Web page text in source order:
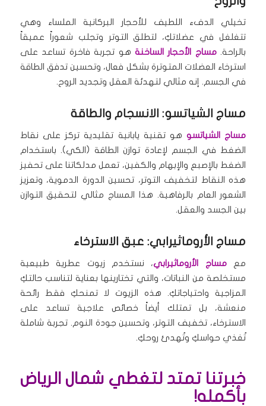
تخيلي الدفء اللطيف للأحجار البركانية الملساء وهي
تتغلغل في عضلاتكِ، لتطلق التوتر وتجلب شعوراً عميقاً
بالراحة.مساج الأحجار الساخنة هو تجربة فاخرة تساعد على
استرخاء العضلات المتوترة بشكل فعال، وتحسين تدفق الطاقة
في الجسم. إنه مثالي لتهدئة العقل وتجديد الروح.
مساج الشياتسو: الانسجام والطاقة
مساج الشياتسوهو تقنية يابانية تقليدية تركز على نقاط
الضغط في الجسم لإعادة توازن الطاقة (الكي). باستخدام
الضغط بالإصبع والإبهام والكفين، تعمل مدلكاتنا على تحفيز
هذه النقاط لتخفيف التوتر، تحسين الدورة الدموية، وتعزيز
الشعور العام بالرفاهية. هذا المساج مثالي لتحقيق التوازن
بين الجسد والعقل.
مساج الأروماثيرابي: عبق الاسترخاء
معمساج الأروماثيرابي، نستخدم زيوت عطرية طبيعية
مستخلصة من النباتات، والتي تختارينها بعناية لتناسب حالتكِ
المزاجية واحتياجاتكِ. هذه الزيوت لا تمنحكِ فقط رائحة
منعشة، بل تمتلك أيضاً خصائص علاجية تساعد على
الاسترخاء، تخفيف التوتر، وتحسين جودة النوم. تجربة شاملة
تُغذي حواسكِ وتُهدئ روحكِ.
خبرتنا تمتد لتغطي شمال الرياض
بأكمله!